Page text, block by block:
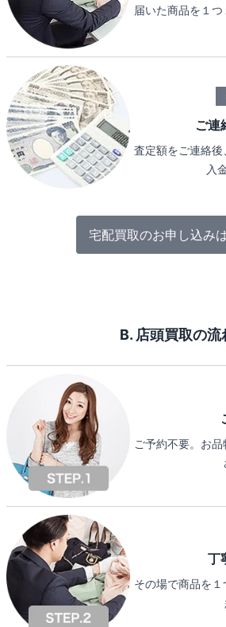
届いた商品を１
ご連
査定額をご連絡
入
宅配買取のお申し込み
B. 店頭買取の流
ご予約不要。お
丁
その場で商品を